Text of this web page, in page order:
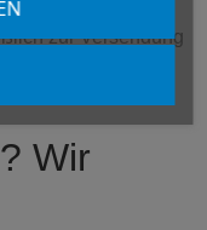
zur Versendung
Sie
Wir